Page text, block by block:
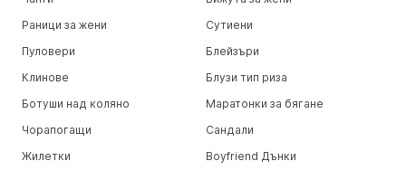
Раници за жени
Сутиени
Пуловери
Блейзъри
Клинове
Блузи тип риза
Ботуши над коляно
Маратонки за бягане
Чорапогащи
Сандали
Жилетки
Boyfriend Дънки